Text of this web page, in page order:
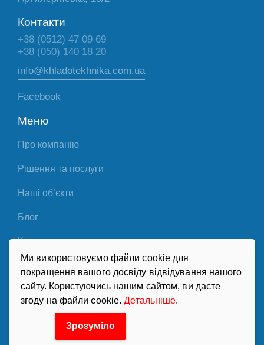
Ми використовуємо файли cookie для
покращення вашого досвіду відвідування нашого
сайту. Користуючись нашим сайтом, ви даєте
згоду на файли cookie.Детальніше.
Зрозуміло
Контакти
+38 (0512) 47 09 69
+38 (050) 140 18 20
info@khladotekhnika.com.ua
Facebook
Меню
Про компанію
Рішення та послуги
Наші об’єкти
Блог
Контакти
Партнери
Політика конфіденційності
«Хладотехника». Системи холодопостачання,
кондиціювання та вентиляції © 1991-2026. Всі права